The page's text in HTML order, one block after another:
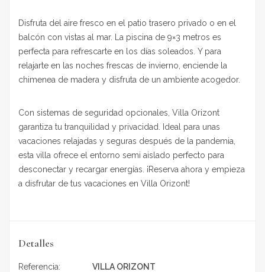
Disfruta del aire fresco en el patio trasero privado o en el
balcón con vistas al mar. La piscina de 9×3 metros es
perfecta para refrescarte en los días soleados. Y para
relajarte en las noches frescas de invierno, enciende la
chimenea de madera y disfruta de un ambiente acogedor.
Con sistemas de seguridad opcionales, Villa Orizont
garantiza tu tranquilidad y privacidad. Ideal para unas
vacaciones relajadas y seguras después de la pandemia,
esta villa ofrece el entorno semi aislado perfecto para
desconectar y recargar energías. ¡Reserva ahora y empieza
a disfrutar de tus vacaciones en Villa Orizont!
Detalles
Referencia:
VILLA ORIZONT